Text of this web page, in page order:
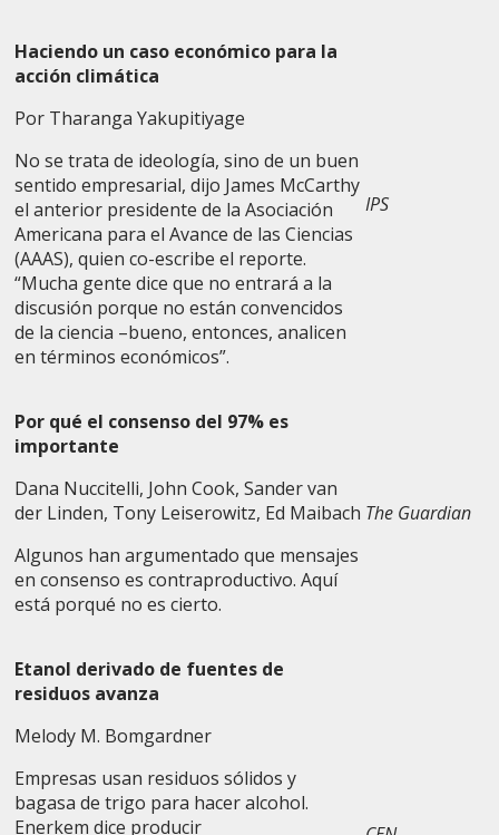
Haciendo un caso económico para la
acción climática
Por Tharanga Yakupitiyage
No se trata de ideología, sino de un buen
sentido empresarial, dijo James McCarthy
el anterior presidente de la Asociación
Americana para el Avance de las Ciencias
(AAAS), quien co-escribe el reporte.
“Mucha gente dice que no entrará a la
discusión porque no están convencidos
de la ciencia –bueno, entonces, analicen
en términos económicos”.
IPS
Por qué el consenso del 97% es
importante
Dana Nuccitelli, John Cook, Sander van
der Linden, Tony Leiserowitz, Ed Maibach
Algunos han argumentado que mensajes
en consenso es contraproductivo. Aquí
está porqué no es cierto.
The Guardian
Etanol derivado de fuentes de
residuos avanza
Melody M. Bomgardner
Empresas usan residuos sólidos y
bagasa de trigo para hacer alcohol.
Enerkem dice producir